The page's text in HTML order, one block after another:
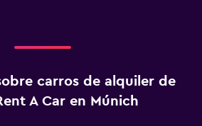
carros de alquiler de
A Car en Múnich